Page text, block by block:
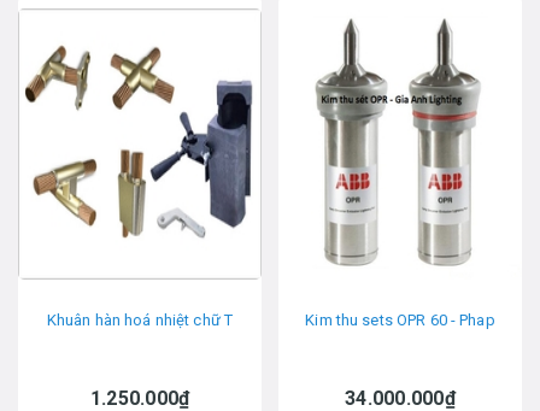
Khuân hàn hoá nhiệt chữ T
1.250.000₫
Kim thu sets OPR 60 - Phap
34.000.000₫